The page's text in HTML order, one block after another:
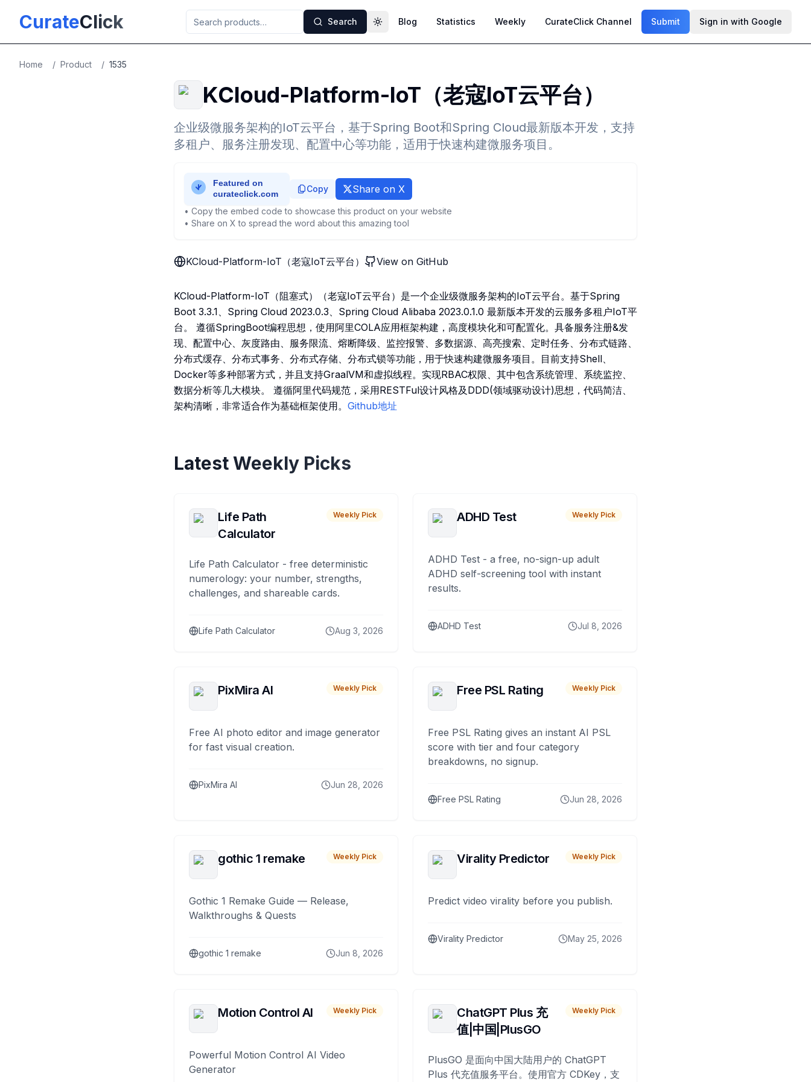
CurateClick Search Toggle theme
Blog Statistics Weekly CurateClick Channel Submit Sign in with Google
Home / Product / 1535
KCloud-Platform-IoT（老寇IoT云平台）
企业级微服务架构的IoT云平台，基于Spring Boot和Spring Cloud最新版本开发，支持
多租户、服务注册发现、配置中心等功能，适用于快速构建微服务项目。
Copy Share on X
• Copy the embed code to showcase this product on your website
• Share on X to spread the word about this amazing tool
KCloud-Platform-IoT（老寇IoT云平台） View on GitHub
KCloud-Platform-IoT（阻塞式）（老寇IoT云平台）是一个企业级微服务架构的IoT云平台。基于Spring
Boot 3.3.1、Spring Cloud 2023.0.3、Spring Cloud Alibaba 2023.0.1.0 最新版本开发的云服务多租户IoT平
台。 遵循SpringBoot编程思想，使用阿里COLA应用框架构建，高度模块化和可配置化。具备服务注册&发
现、配置中心、灰度路由、服务限流、熔断降级、监控报警、多数据源、高亮搜索、定时任务、分布式链路、
分布式缓存、分布式事务、分布式存储、分布式锁等功能，用于快速构建微服务项目。目前支持Shell、
Docker等多种部署方式，并且支持GraalVM和虚拟线程。实现RBAC权限、其中包含系统管理、系统监控、
数据分析等几大模块。 遵循阿里代码规范，采用RESTFul设计风格及DDD(领域驱动设计)思想，代码简洁、
架构清晰，非常适合作为基础框架使用。 Github地址
Latest Weekly Picks
Life Path
Calculator
Weekly Pick
Life Path Calculator - free deterministic
numerology: your number, strengths,
challenges, and shareable cards.
Life Path Calculator Aug 3, 2026
ADHD Test Weekly Pick
ADHD Test - a free, no-sign-up adult
ADHD self-screening tool with instant
results.
ADHD Test Jul 8, 2026
PixMira AI Weekly Pick
Free AI photo editor and image generator
for fast visual creation.
PixMira AI Jun 28, 2026
Free PSL Rating Weekly Pick
Free PSL Rating gives an instant AI PSL
score with tier and four category
breakdowns, no signup.
Free PSL Rating Jun 28, 2026
gothic 1 remake Weekly Pick
Gothic 1 Remake Guide — Release,
Walkthroughs & Quests
gothic 1 remake Jun 8, 2026
Virality Predictor Weekly Pick
Predict video virality before you publish.
Virality Predictor May 25, 2026
Motion Control AI Weekly Pick
Powerful Motion Control AI Video
Generator
ChatGPT Plus 充
值|中国|PlusGO
Weekly Pick
PlusGO 是面向中国大陆用户的 ChatGPT
Plus 代充值服务平台。使用官方 CDKey，支